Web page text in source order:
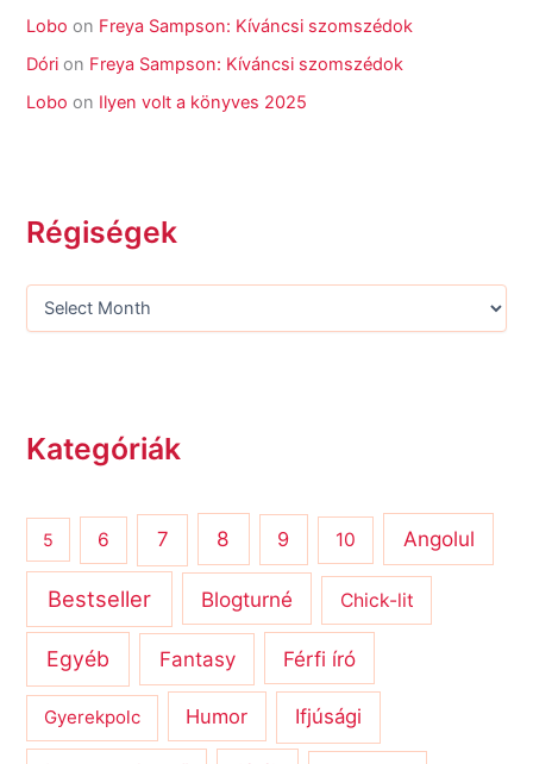
Lobo on Freya Sampson: Kíváncsi szomszédok
Dóri on Freya Sampson: Kíváncsi szomszédok
Lobo on Ilyen volt a könyves 2025
Régiségek
Kategóriák
5 6 7 8 9 10 Angolul
Bestseller Blogturné Chick-lit
Egyéb Fantasy Férfi író
Gyerekpolc Humor Ifjúsági